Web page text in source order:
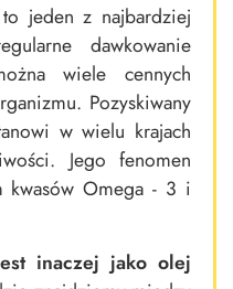
jeden z najbardziej
dawkowanie
wiele cennych
Pozyskiwany
w wielu krajach
Jego fenomen
kwasów Omega - 3 i
inaczej jako olej